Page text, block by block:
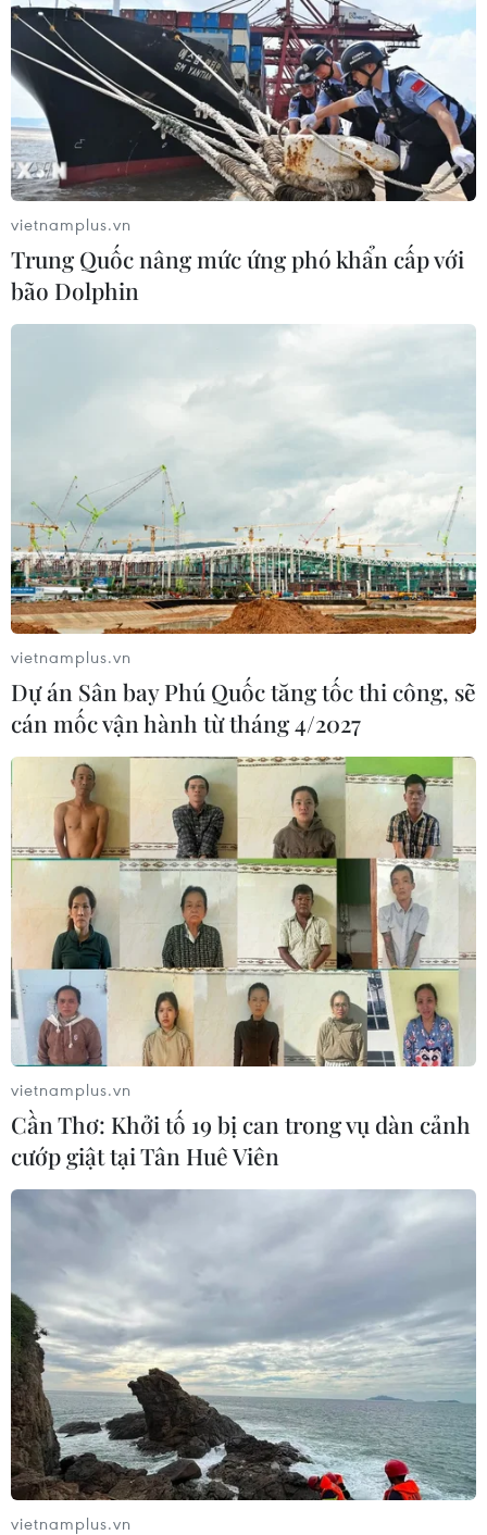
vietnamplus.vn
Trung Quốc nâng mức ứng phó khẩn cấp với
bão Dolphin
vietnamplus.vn
Dự án Sân bay Phú Quốc tăng tốc thi công, sẽ
cán mốc vận hành từ tháng 4/2027
vietnamplus.vn
Cần Thơ: Khởi tố 19 bị can trong vụ dàn cảnh
cướp giật tại Tân Huê Viên
vietnamplus.vn